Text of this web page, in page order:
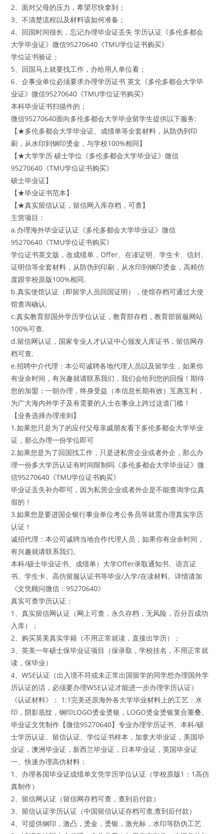
2、面对父母的压力，希望尽快拿到；
3、不清楚流程以及材料该如何准备；
4、回国时间很长，忘记办理毕业证丢失 学历认证《多伦多都会
大学毕业证》微信95270640《TMU学位证书购买》
学位证书验证；
5、回国马上就要找工作，办给用人单位看；
6、企事业单位必须要求办理学历证书 英文《多伦多都会大学毕
业证》微信95270640《TMU学位证书购买》
本科毕业证书扫描件的；
微信95270640面向多伦多都会大学毕业留学生提供以下服务:
【★多伦多都会大学毕业证、成绩单等全套材料，从防伪到印
刷，从水印到钢印烫金，与学校100%相同】
【★大学学历 硕士学位《多伦多都会大学毕业证》微信
95270640《TMU学位证书购买》
硕士毕业证】
【★毕业证书范本】
【★真实留信认证，留信网入库存档，可查】
主营项目：
a.办理海外毕业证认证《多伦多都会大学毕业证》微信
95270640《TMU学位证书购买》
学位证书英文版，改成绩单，Offer、在读证明、学生卡、信封、
证明信等全套材料，从防伪到印刷，从水印到钢印烫金，高精仿
度跟学校原版100%相同.
b.真实使馆认证（即留学人员回国证明），使馆存档可通过大使
馆查询确认.
c.真实教育部国外学历学位认证，教育部存档，教育部留服网站
100%可查.
d.留信网认证，国家专业人才认证中心颁发入库证书，留信网存
档可查.
e.招聘中介代理：本公司诚聘各地代理人员以及留学生，如果你
有业余时间，有兴趣就请联系我们，我们会给到您的回报！期待
您的加盟：一朝办理，终身受益（本信息长期有效）互惠互利，
为广大海内外学子及有需要的人士在事业上跨过这道门槛！
【业务选择办理准则】
1.如果您只是为了的应付父母亲戚朋友看下多伦多都会大学毕业
证，那么办理一份学位即可
2.如果您是为了回国找工作，只是进私营企业或者外企，那么办
理一份多大学历认证有时间限制吗《多伦多都会大学毕业证》微
信95270640《TMU学位证书购买》
毕业证丢失补办即可，因为私营企业或者外企是不能查询学位真
假的！
3.如果您是要进国企银行事业单位考公务员等就需办理真实学历
认证！
诚招代理：本公司诚聘当地合作代理人员，如果你有业余时间，
有兴趣就请联系我们。
本科/硕士毕业证书、成绩单）大学Offer录取通知书、语言证
书、学生卡、高仿留服认证书等毕业/入学/在读材料。详情请加
《文凭顾问微信：95270640》
真实可查学历认证：
1、真实留信网认证（网上可查，永久存档，无风险，百分百成功
入库）；
2、购买英美真实学籍（不用正常就读，直接出学历）；
3、英美一年硕士保毕业证项目（保录取，学校挂名，不用正常就
读，保毕业）
4、WSE认证（出入境不符或未正常出国留学的同学想办理国外学
历认证的话，必须要办理WSE认证才能进一步办理学历认证）
《认证材料》： 1:1完美还原海外各大学毕业材料上的工艺：水
印，阴影底纹，钢印LOGO烫金烫银，LOGO烫金烫银复合重叠。
毕业证文凭制作【微信95270640】专业办理学历证书、本科/硕
士学历认证、留信认证、学位证书样本，加拿大毕业证，美国毕
业证，澳洲毕业证，新西兰毕业证，日本毕业证，英国毕业证
一、快速办理高仿材料：
1、办理各国毕业证成绩单文凭学历学位认证（学校原版1：1高仿
真制作）
2、留信网认证（留信网存档可查，查到后付款）
3、留信认证学历认证（中国留信认证存档可查,查到后付款）
4、可提供钢印，激凸，烫金，烫银，激光标，水印等防伪工艺